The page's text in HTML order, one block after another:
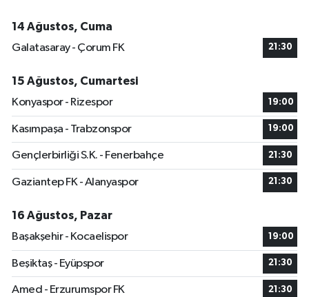
14 Ağustos, Cuma
Galatasaray - Çorum FK
21:30
15 Ağustos, Cumartesi
Konyaspor - Rizespor
19:00
Kasımpaşa - Trabzonspor 19:00
Gençlerbirliği S.K. - Fenerbahçe 21:30
Gaziantep FK - Alanyaspor 21:30
16 Ağustos, Pazar
Başakşehir - Kocaelispor
19:00
Beşiktaş - Eyüpspor 21:30
Amed - Erzurumspor FK 21:30